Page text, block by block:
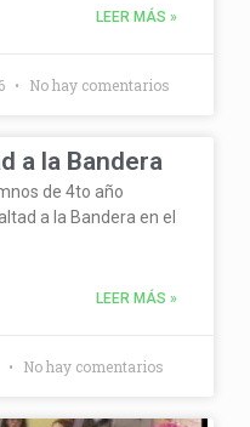
LEER MÁS »
No hay comentarios
a la Bandera
de 4to año
a la Bandera en el
LEER MÁS »
No hay comentarios